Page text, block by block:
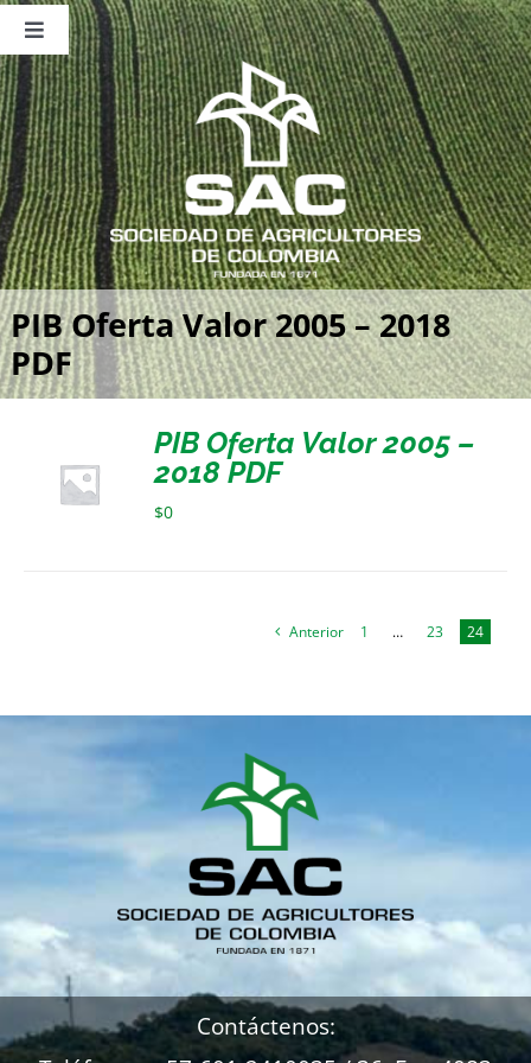
Saltar
contenido
Toggle
Navigation
Nosotros
Publicaciones
Sala de Prensa
Eventos
PIB Oferta Valor 2005 – 2018
PDF
PIB Oferta Valor 2005 –
2018 PDF
$0
Anterior 1 … 23 24
Contáctenos: